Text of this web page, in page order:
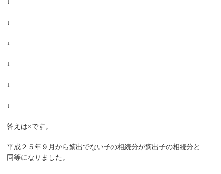
↓
↓
↓
↓
↓
↓
答えは×です。
平成２５年９月から嫡出でない子の相続分が嫡出子の相続分と
同等になりました。